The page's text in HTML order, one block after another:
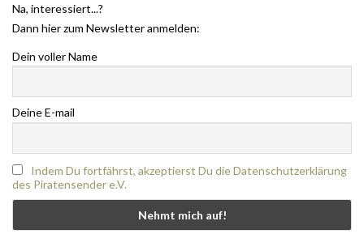
Na, interessiert...?
Dann hier zum Newsletter anmelden:
Dein voller Name
Deine E-mail
Indem Du fortfährst, akzeptierst Du die Datenschutzerklärung
des Piratensender e.V.